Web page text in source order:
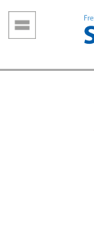
Direkt
zum
Inhalt